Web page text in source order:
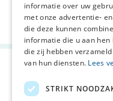
Deel deze pagina:
informatie over uw
met onze advertentie-
die deze kunnen
informatie die u aan
die zij hebben
van hun diensten. Lees
STRIKT